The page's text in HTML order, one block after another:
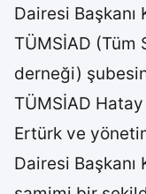
Dairesi Başkanı
TÜMSİAD (Tüm
derneği)
TÜMSİAD
Ertürk ve
Dairesi Başkanı